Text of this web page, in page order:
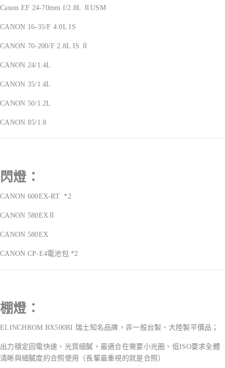
Canon EF 24-70mm f/2.8L ⅡUSM
CANON 16-35/F 4.0L IS
CANON 70-200/F 2.8L IS Ⅱ
CANON 24/1.4L
CANON 35/1.4L
CANON 50/1.2L
CANON 85/1.8
閃燈：
CANON 600EX-RT *2
CANON 580EXⅡ
CANON 580EX
CANON CP-E4電池包 *2
棚燈：
ELINCHROM BX500RI 瑞士知名品牌，非一般台製、大陸製平價品；
出力穩定回電快速，光質細膩，最適合在需要小光圈、低ISO要求全體
清晰與細膩度的合照使用（長輩最重視的就是合照）